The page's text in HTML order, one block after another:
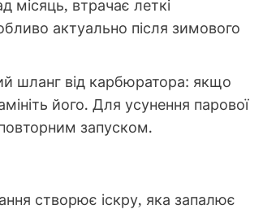
місяць, втрачає леткі
актуально після зимового
шланг від карбюратора: якщо
його. Для усунення парової
запуском.
створює іскру, яка запалює